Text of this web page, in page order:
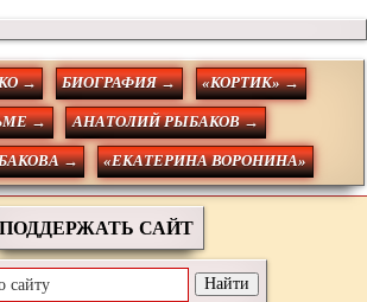
→ БИОГРАФИЯ → «КОРТИК» →
→ АНАТОЛИЙ РЫБАКОВ →
→ «ЕКАТЕРИНА ВОРОНИНА»
ПОДДЕРЖАТЬ САЙТ